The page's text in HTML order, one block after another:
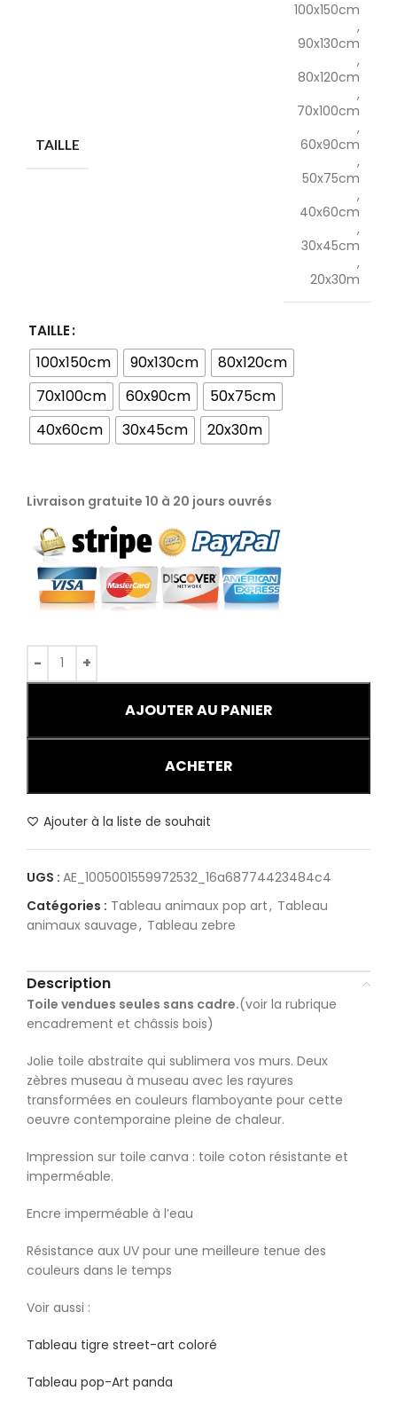
TAILLE
100x150cm
,
90x130cm
,
80x120cm
,
70x100cm
,
60x90cm
,
50x75cm
,
40x60cm
,
30x45cm
,
20x30m
TAILLE
100x150cm 90x130cm
80x120cm
70x100cm
60x90cm
50x75cm
40x60cm
30x45cm 20x30m
AJOUTER AU PANIER
ACHETER
Livraison gratuite 10 à 20 jours ouvrés
Ajouter à la liste de souhait
UGS : AE_1005001559972532_16a68774423484c4
Catégories : Tableau animaux pop art, Tableau
animaux sauvage, Tableau zebre
Description
Toile vendues seules sans cadre.(voir la rubrique
encadrement et châssis bois)
Jolie toile abstraite qui sublimera vos murs. Deux
zèbres museau à museau avec les rayures
transformées en couleurs flamboyante pour cette
oeuvre contemporaine pleine de chaleur.
Impression sur toile canva : toile coton résistante et
imperméable.
Encre imperméable à l’eau
Résistance aux UV pour une meilleure tenue des
couleurs dans le temps
Voir aussi :
Tableau tigre street-art coloré
Tableau pop-Art panda